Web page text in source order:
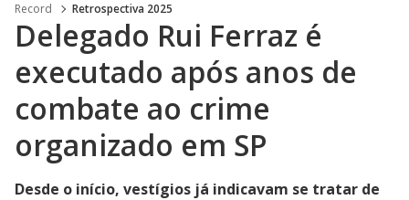
Record Retrospectiva 2025
Delegado Rui Ferraz é
executado após anos de
combate ao crime
organizado em SP
Desde o início, vestígios já indicavam se tratar de